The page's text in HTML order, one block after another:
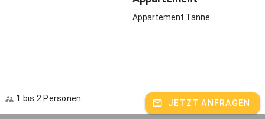
Appartement Tanne
1 bis 2 Personen JETZT ANFRAGEN